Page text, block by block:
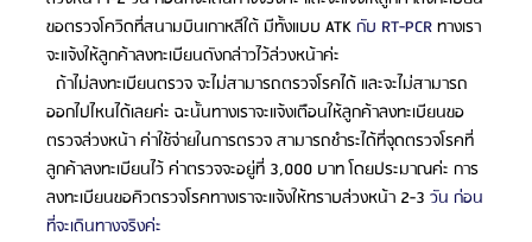
ขอตรวจโควิดที่สนามบินเกาหลีใต้ มีทั้งแบบ ATK กับ RT-PCR ทางเรา
จะแจ้งให้ลูกค้าลงทะเบียนดังกล่าวไว้ล่วงหน้าค่ะ
  ถ้าไม่ลงทะเบียนตรวจ จะไม่สามารถตรวจโรคได้ และจะไม่สามารถ
ออกไปไหนได้เลยค่ะ ฉะนั้นทางเราจะแจ้งเตือนให้ลูกค้าลงทะเบียนขอ
ตรวจล่วงหน้า ค่าใช้จ่ายในการตรวจ สามารถชำระได้ที่จุดตรวจโรคที่
ลูกค้าลงทะเบียนไว้ ค่าตรวจจะอยู่ที่ 3,000 บาท โดยประมาณค่ะ การ
ลงทะเบียนขอคิวตรวจโรคทางเราจะแจ้งให้ทราบล่วงหน้า 2-3 วัน ก่อน
ที่จะเดินทางจริงค่ะ